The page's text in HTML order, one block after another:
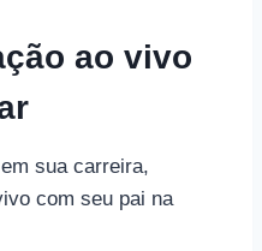
ao vivo
sua carreira,
com seu pai na